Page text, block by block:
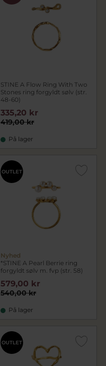
STINE A Flow Ring With Two
Stones ring forgyldt sølv (str.
48-60)
419,00 kr
335,20 kr
På lager
OUTLET
Nyhed
*STINE A Pearl Berrie ring
forgyldt sølv m. fvp (str. 58)
540,00 kr
579,00 kr
På lager
OUTLET